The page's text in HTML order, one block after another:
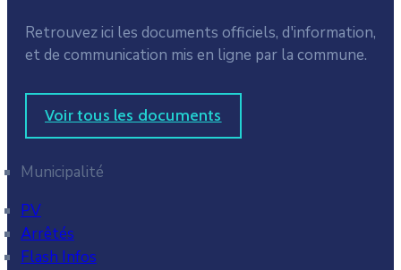
Retrouvez ici les documents officiels, d'information,
et de communication mis en ligne par la commune.
Voir tous les documents
Municipalité
PV
Arrêtés
Flash Infos